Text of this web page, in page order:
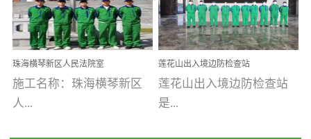
茁壮成长的树，只要我们
人人都爱护她、珍惜她、
她将越来越枝繁叶茂，终
将会成为一棵参天大树！
优吸环保截止2020年拥有
全国600家网点分支机构。
内空气治理项目东莞美豪
雅致酒店 东莞美豪雅
致酒店是为中高端人士...
理 工程案例地址：广
州南沙区·香港科技大学(广
州)校区 工程案...
珠海横琴新区人民法院室
内除甲醛空气治理项目
施工名称：珠海横琴新区
人...
莲花山出入境边防检查站
室内除甲醛空气治理项目
莲花山出入境边防检查站
是...